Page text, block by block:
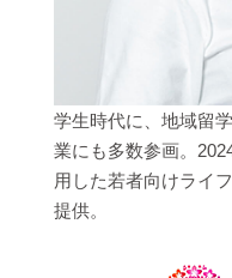
学生時代に、地域留
業にも多数参画。
用した若者向けライ
提供。